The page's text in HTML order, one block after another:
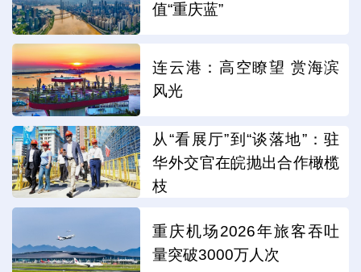
值“重庆蓝”
连云港：高空瞭望 赏海滨
风光
从“看展厅”到“谈落地”：驻
华外交官在皖抛出合作橄榄
枝
重庆机场2026年旅客吞吐
量突破3000万人次